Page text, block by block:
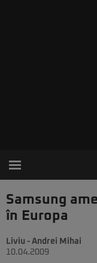
Samsung
în Europa
Liviu - Andrei Mihai
10.04.2009